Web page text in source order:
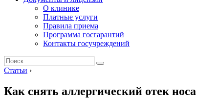
О клинике
Платные услуги
Правила приема
Программа госгарантий
Контакты госучреждений
Статьи ›
Как снять аллергический отек носа